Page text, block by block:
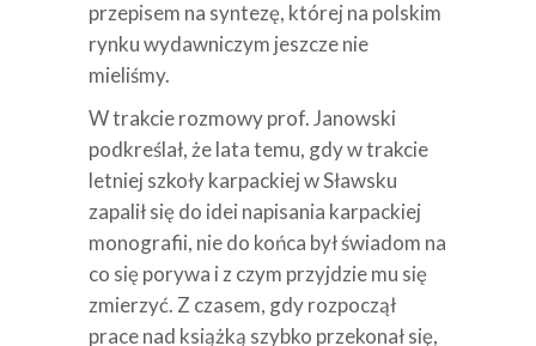
przepisem na syntezę, której na polskim
rynku wydawniczym jeszcze nie
mieliśmy.
W trakcie rozmowy prof. Janowski
podkreślał, że lata temu, gdy w trakcie
letniej szkoły karpackiej w Sławsku
zapalił się do idei napisania karpackiej
monografii, nie do końca był świadom na
co się porywa i z czym przyjdzie mu się
zmierzyć. Z czasem, gdy rozpoczął
prace nad książką szybko przekonał się,